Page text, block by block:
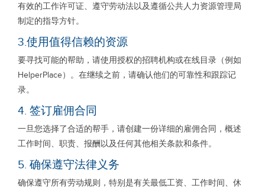
有效的工作许可证、遵守劳动法以及遵循公共人力资源管理局
制定的指导方针。
3.使用值得信赖的资源
要寻找可能的帮助，请使用授权的招聘机构或在线目录（例如
HelperPlace）。在继续之前，请确认他们的可靠性和跟踪记
录。
4. 签订雇佣合同
一旦您选择了合适的帮手，请创建一份详细的雇佣合同，概述
工作时间、职责、报酬以及任何其他相关条款和条件。
5. 确保遵守法律义务
确保遵守所有劳动规则，特别是有关最低工资、工作时间、休